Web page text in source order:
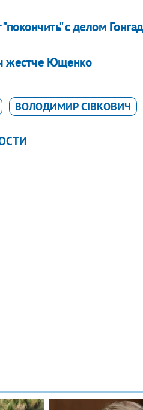
с делом
жестче Ющенко
ВОЛОДИМИР СІВКОВИЧ